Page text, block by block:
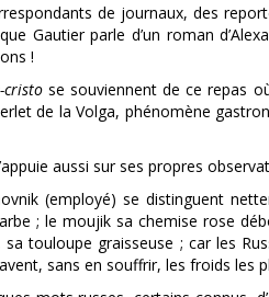
de journaux, des
Gautier parle d’un roman
!
cristose souviennent de ce repas
de la Volga, phénomène
aussi sur ses propres
(employé) se distinguent
; le moujik sa chemise rose
touloupe graisseuse ; car les
sans en souffrir, les froids les